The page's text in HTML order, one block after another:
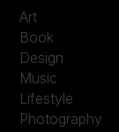
Art
Book
Design
Music
Lifestyle
Photography